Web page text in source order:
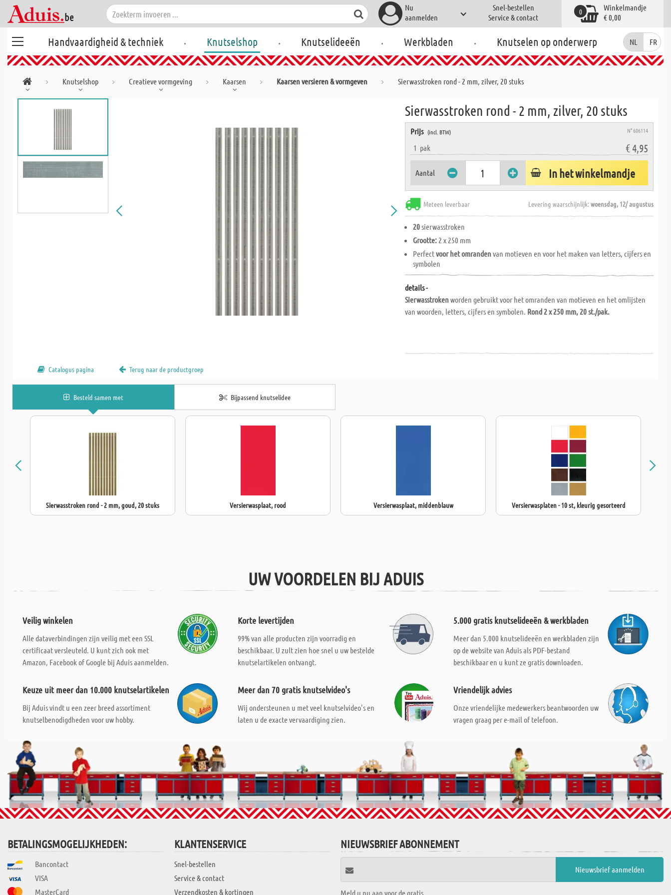
Nu
aanmelden
Snel-bestellen
Service & contact
Winkelmandje
€ 0,00
0
Handvaardigheid & techniek . Knutselshop . Knutselideeën . Werkbladen . Knutselen op onderwerp NL FR
Knutselshop Creatieve vormgeving Kaarsen Kaarsen versieren & vormgeven Sierwasstroken rond - 2 mm, zilver, 20 stuks
Sierwasstroken rond - 2 mm, zilver, 20 stuks
Prijs (incl. BTW) N° 606114
1 pak € 4,95
Aantal In het winkelmandje
Meteen leverbaar Levering waarschijnlijk:woensdag, 12/ augustus
20sierwasstroken
Grootte: 2 x 250 mm
Perfectvoor het omrandenvan motieven en voor het maken van letters, cijfers en
symbolen
details -
Sierwasstrokenworden gebruikt voor het omranden van motieven en het omlijsten
van woorden, letters, cijfers en symbolen. Rond 2 x 250 mm, 20 st./pak.
Catalogus pagina Terug naar de productgroep
Besteld samen met Bijpassend knutselidee
Sierwasstroken rond - 2 mm, goud, 20 stuks Versierwasplaat, rood Versierwasplaat, middenblauw Versierwasplaten - 10 st, kleurig gesorteerd
UW VOORDELEN BIJ ADUIS
Veilig winkelen
Alle dataverbindingen zijn veilig met een SSL
certificaat versleuteld. U kunt zich ook met
Amazon, Facebook of Google bij Aduis aanmelden.
Korte levertijden
99% van alle producten zijn voorradig en
beschikbaar. U zult zien hoe snel u uw bestelde
knutselartikelen ontvangt.
5.000 gratis knutselideeën & werkbladen
Meer dan 5.000 knutselideeën en werkbladen zijn
op de website van Aduis als PDF-bestand
beschikbaar en u kunt ze gratis downloaden.
Keuze uit meer dan 10.000 knutselartikelen
Bij Aduis vindt u een zeer breed assortiment
knutselbenodigdheden voor uw hobby.
Meer dan 70 gratis knutselvideo's
Wij ondersteunen u met veel knutselvideo's en
laten u de exacte vervaardiging zien.
Vriendelijk advies
Onze vriendelijke medewerkers beantwoorden uw
vragen graag per e-mail of telefoon.
BETALINGSMOGELIJKHEDEN:
Bancontact
VISA
MasterCard
KLANTENSERVICE
Snel-bestellen
Service & contact
Verzendkosten & kortingen
NIEUWSBRIEF ABONNEMENT
Meld u nu aan voor de gratis